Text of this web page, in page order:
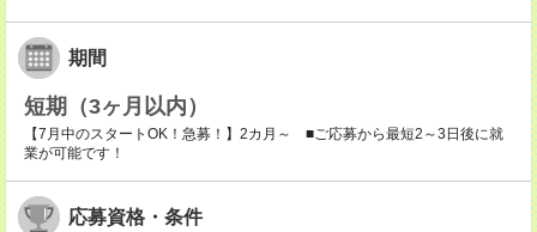
期間
短期（3ヶ月以内）
【7月中のスタートOK！急募！】2カ月～ ■ご応募から最短2～3日後に就
業が可能です！
応募資格・条件